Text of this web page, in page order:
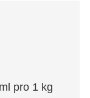
pro 1 kg